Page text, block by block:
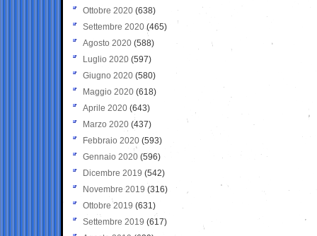
Ottobre 2020 (638)
Settembre 2020(465)
Agosto 2020 (588)
Luglio 2020 (597)
Giugno 2020 (580)
Maggio 2020 (618)
Aprile 2020 (643)
Marzo 2020 (437)
Febbraio 2020 (593)
Gennaio 2020 (596)
Dicembre 2019 (542)
Novembre 2019 (316)
Ottobre 2019 (631)
Settembre 2019 (617)